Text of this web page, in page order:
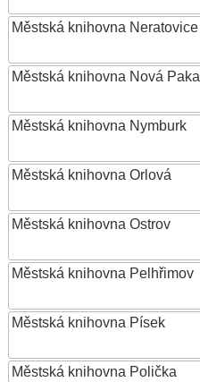
Městská knihovna Neratovice
Městská knihovna Nová Paka
Městská knihovna Nymburk
Městská knihovna Orlová
Městská knihovna Ostrov
Městská knihovna Pelhřimov
Městská knihovna Písek
Městská knihovna Polička